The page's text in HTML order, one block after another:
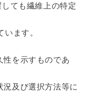
ても繊維上の特定
ます。
を示すものであ
及び選択方法等に